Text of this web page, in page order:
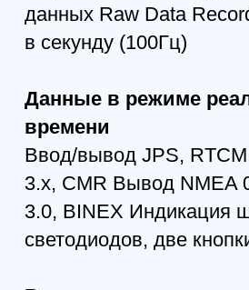
Mavic 4 Pro (DJI RC 2)
289 772 р.